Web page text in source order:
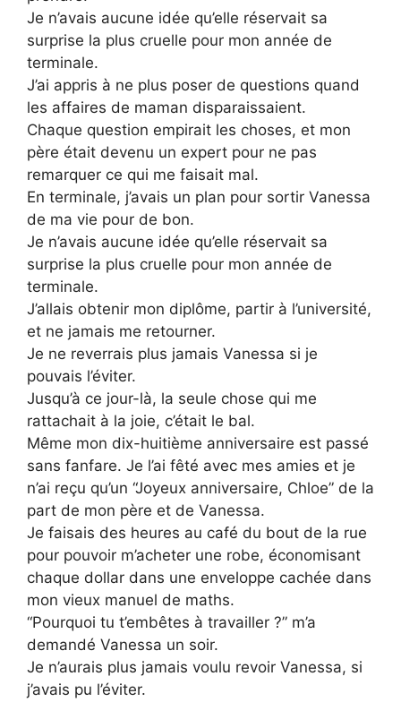
Je n’avais aucune idée qu’elle réservait sa
surprise la plus cruelle pour mon année de
terminale.
J’ai appris à ne plus poser de questions quand
les affaires de maman disparaissaient.
Chaque question empirait les choses, et mon
père était devenu un expert pour ne pas
remarquer ce qui me faisait mal.
En terminale, j’avais un plan pour sortir Vanessa
de ma vie pour de bon.
Je n’avais aucune idée qu’elle réservait sa
surprise la plus cruelle pour mon année de
terminale.
J’allais obtenir mon diplôme, partir à l’université,
et ne jamais me retourner.
Je ne reverrais plus jamais Vanessa si je
pouvais l’éviter.
Jusqu’à ce jour-là, la seule chose qui me
rattachait à la joie, c’était le bal.
Même mon dix-huitième anniversaire est passé
sans fanfare. Je l’ai fêté avec mes amies et je
n’ai reçu qu’un “Joyeux anniversaire, Chloe” de la
part de mon père et de Vanessa.
Je faisais des heures au café du bout de la rue
pour pouvoir m’acheter une robe, économisant
chaque dollar dans une enveloppe cachée dans
mon vieux manuel de maths.
“Pourquoi tu t’embêtes à travailler ?” m’a
demandé Vanessa un soir.
Je n’aurais plus jamais voulu revoir Vanessa, si
j’avais pu l’éviter.